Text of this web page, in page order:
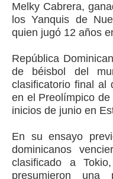
Melky Cabrera,
los Yanquis de
quien jugó 12 años
República
de béisbol del
clasificatorio final al
en el Preolímpico
inicios de junio en
En su ensayo
dominicanos
clasificado a
presumieron